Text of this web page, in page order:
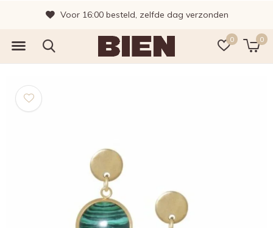
0 0
Voor 16:00 besteld, zelfde dag verzonden